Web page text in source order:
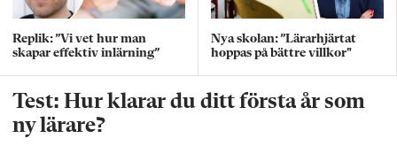
Replik: ”Vi vet hur man
skapar effektiv inlärning”
Nya skolan: ”Lärarhjärtat
hoppas på bättre villkor"
Test: Hur klarar du ditt första år som
ny lärare?